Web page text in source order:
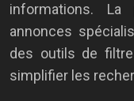
informations.
annonces
des outils de
simplifier les